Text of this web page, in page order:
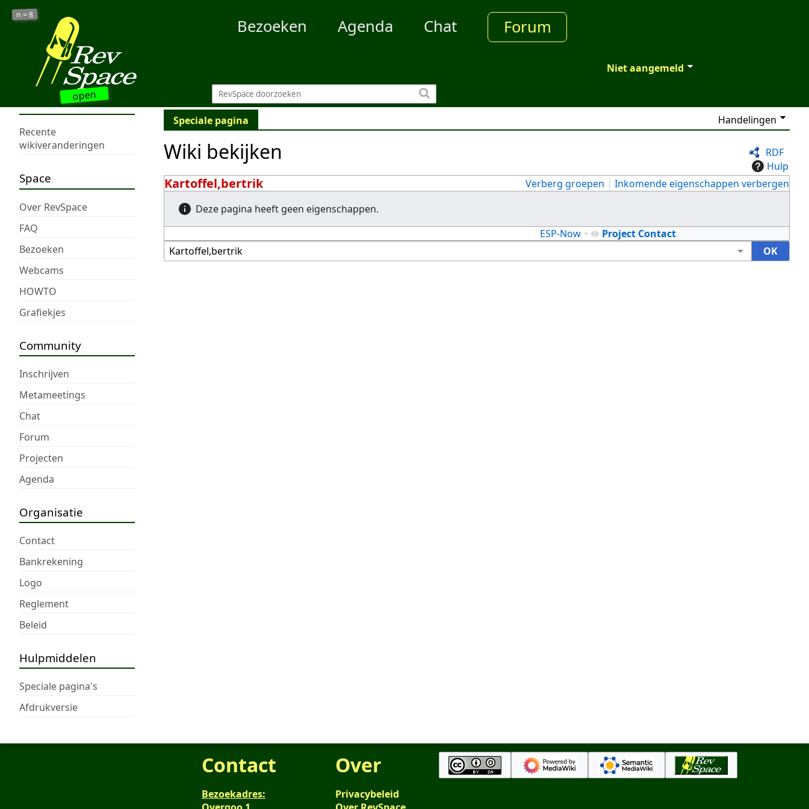
open
n =8
Bezoeken Agenda Chat Forum
Niet aangemeld
Recente
wikiveranderingen
Space
Over RevSpace
FAQ
Bezoeken
Webcams
HOWTO
Grafiekjes
Community
Inschrijven
Metameetings
Chat
Forum
Projecten
Agenda
Organisatie
Contact
Bankrekening
Logo
Reglement
Beleid
Hulpmiddelen
Speciale pagina's
Afdrukversie
Speciale pagina Handelingen
RDF
Hulp
Wiki bekijken
Kartoffel,bertrik Verberg groepen
Inkomende eigenschappen verbergen
Deze pagina heeft geen eigenschappen.
Project Contact
ESP-Now +
Contact
Bezoekadres:
Over
Privacybeleid